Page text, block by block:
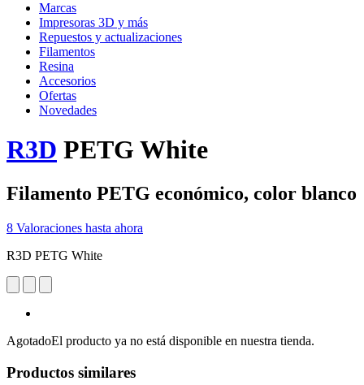
Marcas
Impresoras 3D y más
Repuestos y actualizaciones
Filamentos
Resina
Accesorios
Ofertas
Novedades
R3D PETG White
Filamento PETG económico, color blanco
8 Valoraciones hasta ahora
R3D PETG White
AgotadoEl producto ya no está disponible en nuestra tienda.
Productos similares